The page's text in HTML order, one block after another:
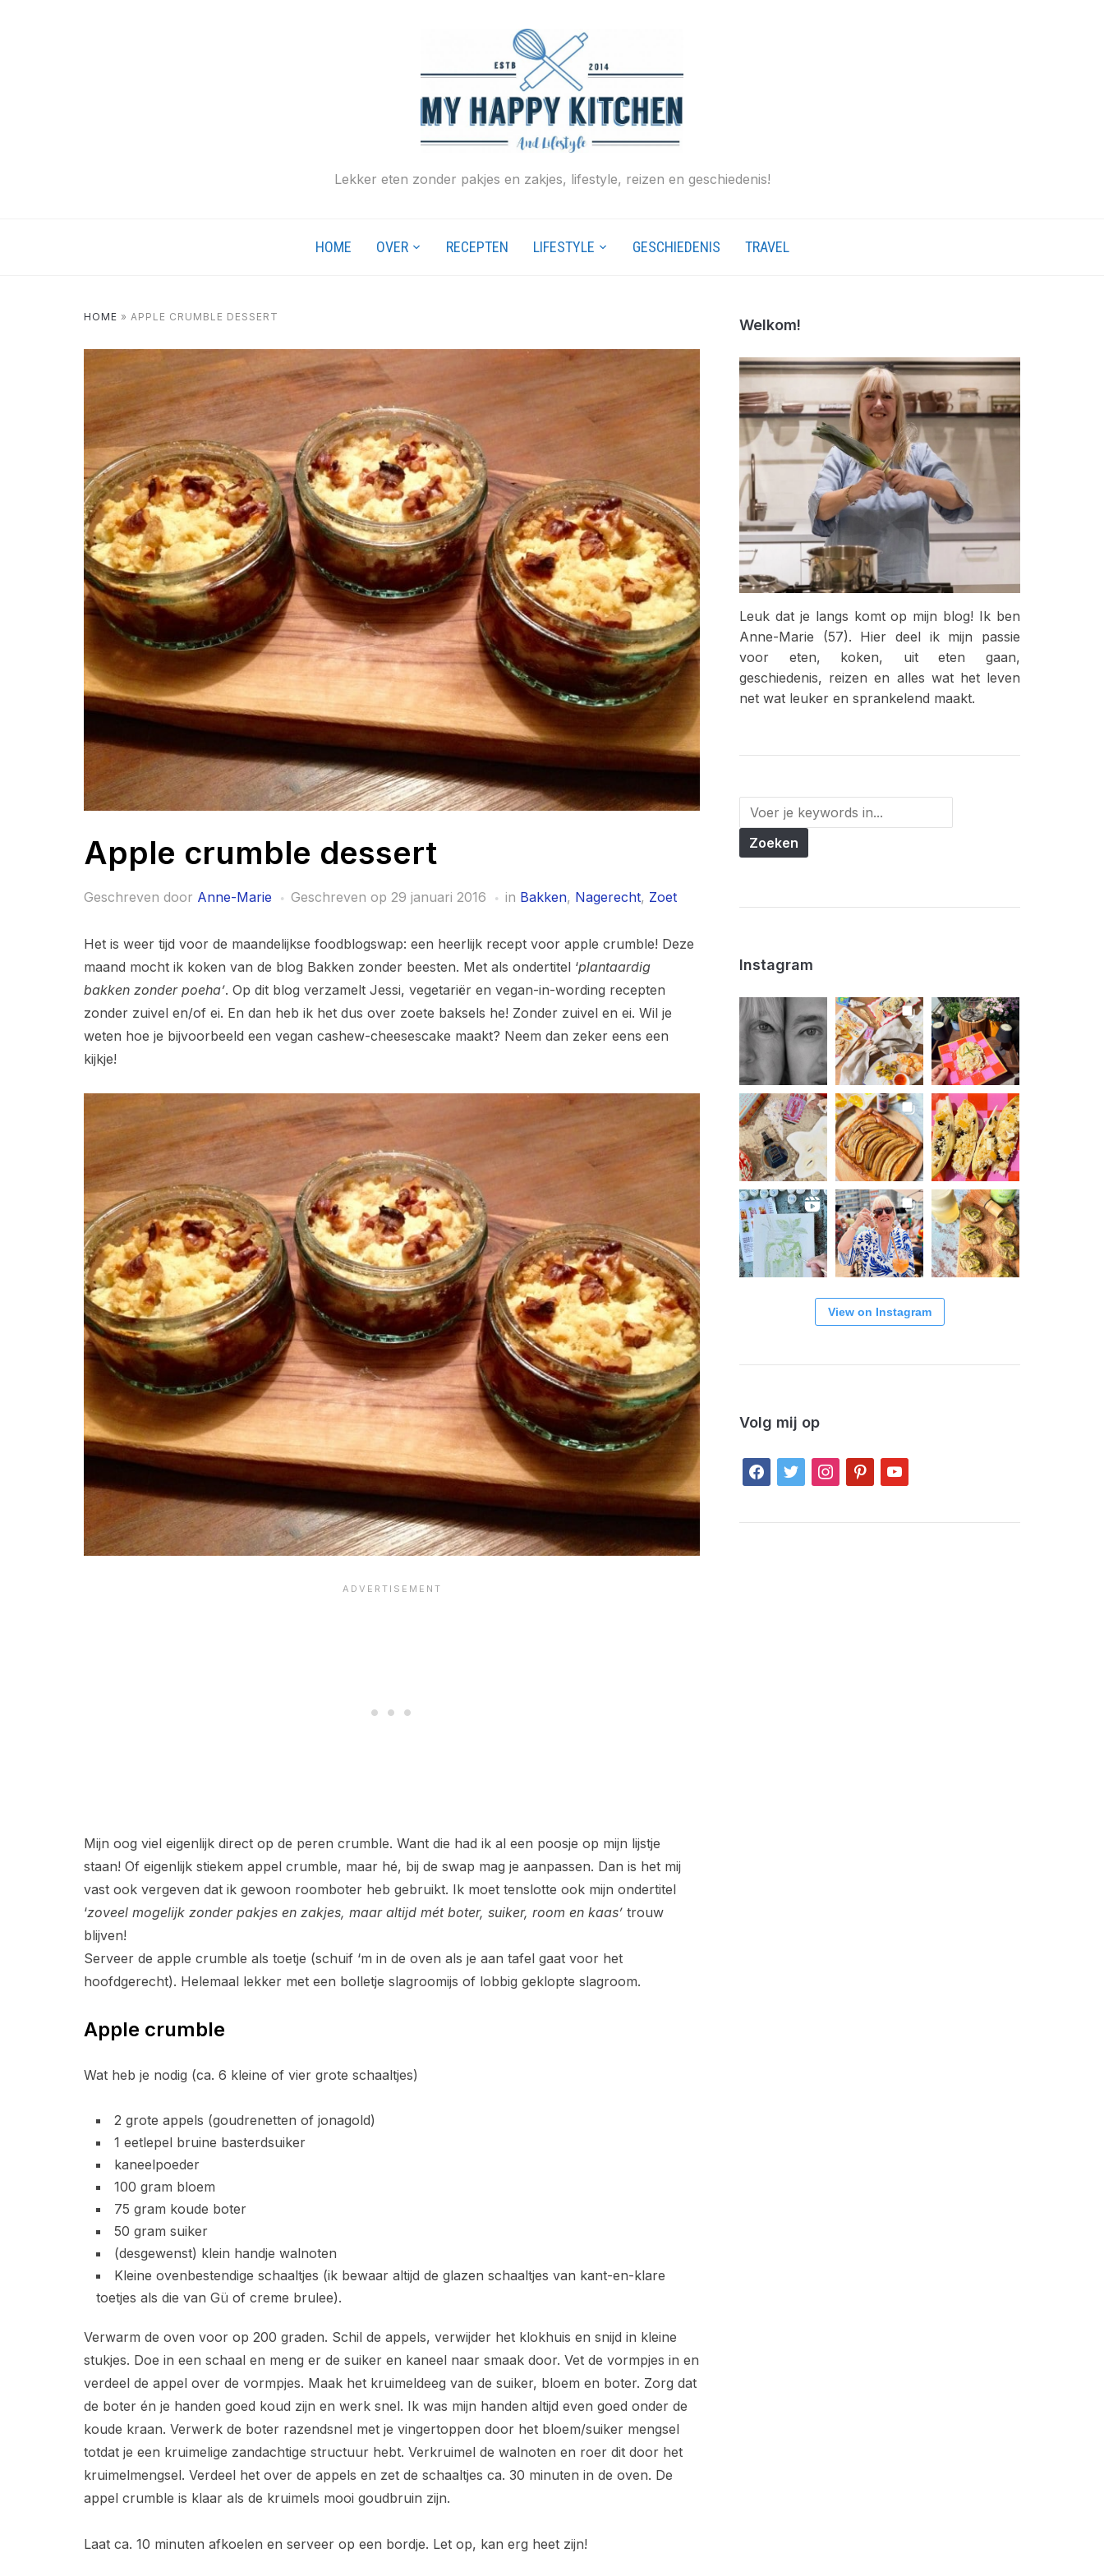
Lekker eten zonder pakjes en zakjes, lifestyle, reizen en geschiedenis!
HOME OVER RECEPTEN LIFESTYLE GESCHIEDENIS TRAVEL
HOME » APPLE CRUMBLE DESSERT
Apple crumble dessert
Geschreven door Anne-Marie Geschreven op 29 januari 2016 in Bakken, Nagerecht, Zoet
Het is weer tijd voor de maandelijkse foodblogswap: een heerlijk recept voor apple crumble! Deze
maand mocht ik koken van de blog Bakken zonder beesten. Met als ondertitel ‘plantaardig
bakken zonder poeha’. Op dit blog verzamelt Jessi, vegetariër en vegan-in-wording recepten
zonder zuivel en/of ei. En dan heb ik het dus over zoete baksels he! Zonder zuivel en ei. Wil je
weten hoe je bijvoorbeeld een vegan cashew-cheesescake maakt? Neem dan zeker eens een
kijkje!
Mijn oog viel eigenlijk direct op de peren crumble. Want die had ik al een poosje op mijn lijstje
staan! Of eigenlijk stiekem appel crumble, maar hé, bij de swap mag je aanpassen. Dan is het mij
vast ook vergeven dat ik gewoon roomboter heb gebruikt. Ik moet tenslotte ook mijn ondertitel
‘zoveel mogelijk zonder pakjes en zakjes, maar altijd mét boter, suiker, room en kaas’ trouw
blijven!
Serveer de apple crumble als toetje (schuif ‘m in de oven als je aan tafel gaat voor het
hoofdgerecht). Helemaal lekker met een bolletje slagroomijs of lobbig geklopte slagroom.
Apple crumble
Wat heb je nodig (ca. 6 kleine of vier grote schaaltjes)
2 grote appels (goudrenetten of jonagold)
1 eetlepel bruine basterdsuiker
kaneelpoeder
100 gram bloem
75 gram koude boter
50 gram suiker
(desgewenst) klein handje walnoten
Kleine ovenbestendige schaaltjes (ik bewaar altijd de glazen schaaltjes van kant-en-klare
toetjes als die van Gü of creme brulee).
Verwarm de oven voor op 200 graden. Schil de appels, verwijder het klokhuis en snijd in kleine
stukjes. Doe in een schaal en meng er de suiker en kaneel naar smaak door. Vet de vormpjes in en
verdeel de appel over de vormpjes. Maak het kruimeldeeg van de suiker, bloem en boter. Zorg dat
de boter én je handen goed koud zijn en werk snel. Ik was mijn handen altijd even goed onder de
koude kraan. Verwerk de boter razendsnel met je vingertoppen door het bloem/suiker mengsel
totdat je een kruimelige zandachtige structuur hebt. Verkruimel de walnoten en roer dit door het
kruimelmengsel. Verdeel het over de appels en zet de schaaltjes ca. 30 minuten in de oven. De
appel crumble is klaar als de kruimels mooi goudbruin zijn.
Laat ca. 10 minuten afkoelen en serveer op een bordje. Let op, kan erg heet zijn!
Welkom!
Leuk dat je langs komt op mijn blog! Ik ben
Anne-Marie (57). Hier deel ik mijn passie
voor eten, koken, uit eten gaan,
geschiedenis, reizen en alles wat het leven
net wat leuker en sprankelend maakt.
Instagram
View on Instagram
Volg mij op
facebook
twitter instagrampinterestyoutube